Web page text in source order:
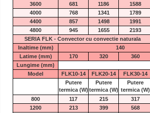
3600 681 1186 1588
4000
768 1341 1789
4400
857 1498 1991
4800
945 1655 2193
SERIA FLK - Convector cu convectie naturala
Inaltime (mm)
140
Latime (mm)
170 320 360
Lungime (mm)
Model
FLK10-14 FLK20-14 FLK30-14
Putere
termica(W)
Putere
termica(W)
Putere
termica(W)
800
117 215 317
1200
213 399 568